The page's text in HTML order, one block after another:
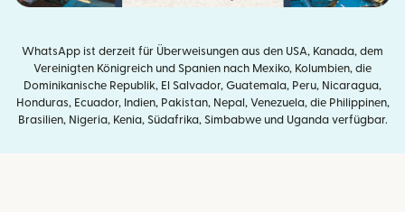
WhatsApp ist derzeit für Überweisungen aus den USA, Kanada, dem
Vereinigten Königreich und Spanien nach Mexiko, Kolumbien, die
Dominikanische Republik, El Salvador, Guatemala, Peru, Nicaragua,
Honduras, Ecuador, Indien, Pakistan, Nepal, Venezuela, die Philippinen,
Brasilien, Nigeria, Kenia, Südafrika, Simbabwe und Uganda verfügbar.